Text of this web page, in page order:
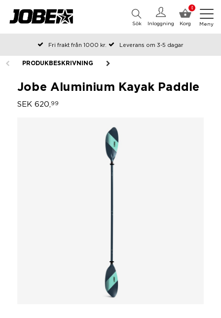
0
Korg
Inloggning
Sök Meny
Fri frakt från 1000 kr.
Leverans om 3-5 dagar
Beställda före kl 12 på arbetsdagar, skickas samma dag
Betala efteråt eller i delar
PRODUKBESKRIVNING
Jobe Aluminium Kayak Paddle
SEK 620, 99